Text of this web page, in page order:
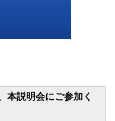
本説明会にご参加く